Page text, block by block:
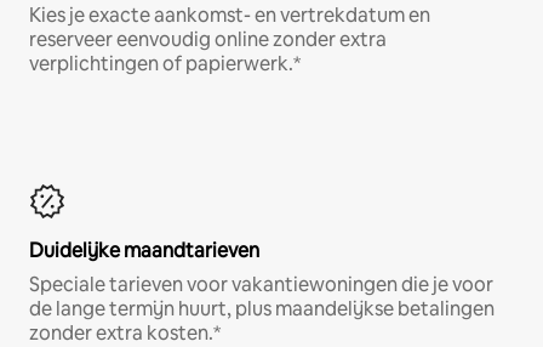
Kies je exacte aankomst- en vertrekdatum en
reserveer eenvoudig online zonder extra
verplichtingen of papierwerk.*
Duidelijke maandtarieven
Speciale tarieven voor vakantiewoningen die je voor
de lange termijn huurt, plus maandelijkse betalingen
zonder extra kosten.*